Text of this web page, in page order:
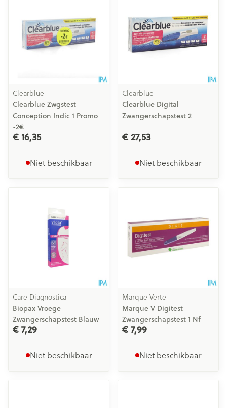
Clearblue
Clearblue Zwgstest
Conception Indic 1 Promo
-2€
€ 16,35
Niet beschikbaar
Clearblue
Clearblue Digital
Zwangerschapstest 2
€ 27,53
Niet beschikbaar
Care Diagnostica
Biopax Vroege
Zwangerschapstest Blauw
€ 7,29
Niet beschikbaar
Marque Verte
Marque V Digitest
Zwangerschapstest 1 Nf
€ 7,99
Niet beschikbaar